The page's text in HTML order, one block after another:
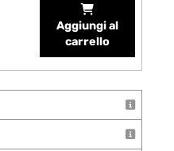
Aggiungi al
carrello